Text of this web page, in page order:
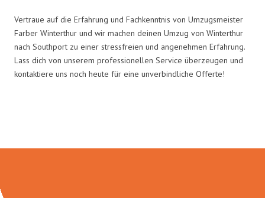
Vertraue auf die Erfahrung und Fachkenntnis von Umzugsmeister
Farber Winterthur und wir machen deinen Umzug von Winterthur
nach Southport zu einer stressfreien und angenehmen Erfahrung.
Lass dich von unserem professionellen Service überzeugen und
kontaktiere uns noch heute für eine unverbindliche Offerte!